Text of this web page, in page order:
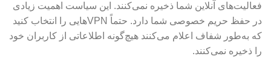
فعالیت‌های آنلاین شما ذخیره نمی‌کنند. این سیاست اهمیت زیادی
در حفظ حریم خصوصی شما دارد. حتماً VPN‌هایی را انتخاب کنید
که به‌طور شفاف اعلام می‌کنند هیچ‌گونه اطلاعاتی از کاربران خود
را ذخیره نمی‌کنند.